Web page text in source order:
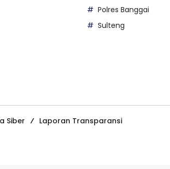
Polres Banggai
Sulteng
Siber
Laporan Transparansi